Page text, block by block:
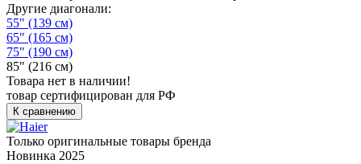
Другие диагонали:
55" (139 см)
65" (165 см)
75" (190 см)
85" (216 см)
Товара нет в наличии!
товар сертифицирован для РФ
К сравнению
Только оригинальные товары бренда
Новинка 2025